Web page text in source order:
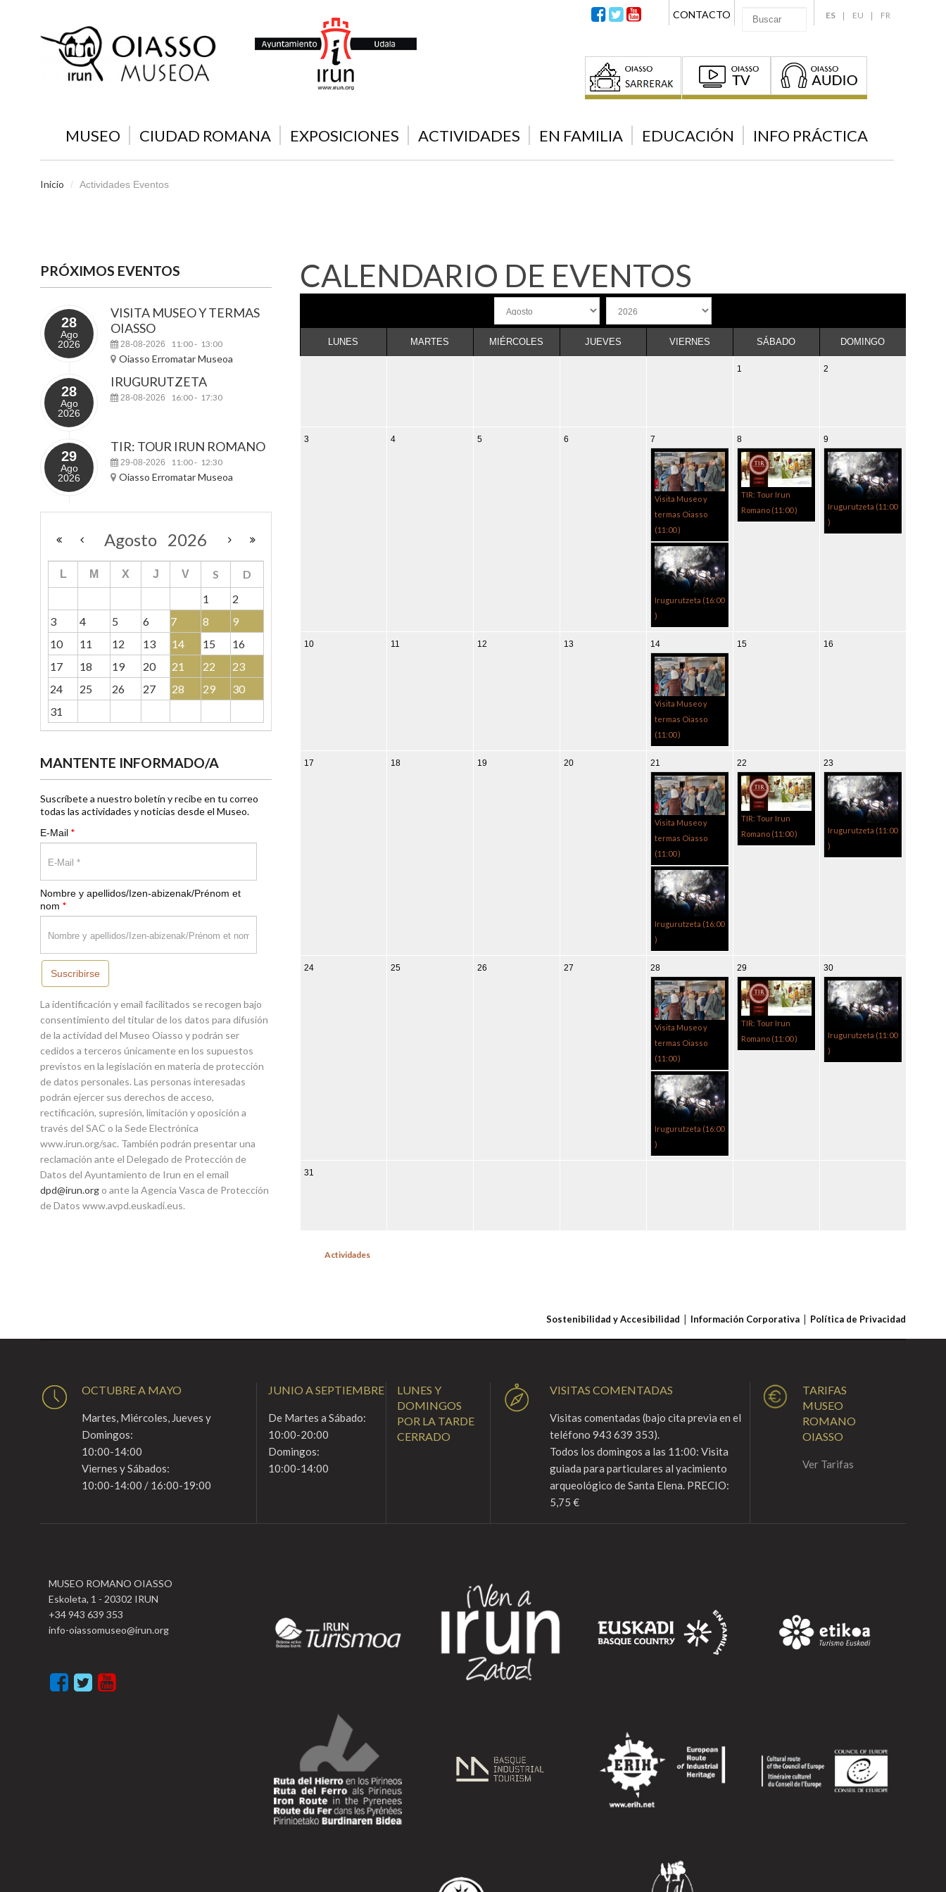
ES EU FR
CONTACTO
MUSEO CIUDAD ROMANA EXPOSICIONES ACTIVIDADES EN FAMILIA EDUCACIÓN INFO PRÁCTICA
Inicio / Actividades Eventos
CALENDARIO DE EVENTOS
LUNES MARTES MIÉRCOLES JUEVES VIERNES SÁBADO DOMINGO
1 2
3 4 5 6 7
Visita Museo y
termas Oiasso
(11:00)
Irugurutzeta (16:00
)
8
TIR: Tour Irun
Romano (11:00)
9
Irugurutzeta (11:00
)
10 11 12 13 14
Visita Museo y
termas Oiasso
(11:00)
15 16
17 18 19 20 21
Visita Museo y
termas Oiasso
(11:00)
Irugurutzeta (16:00
)
22
TIR: Tour Irun
Romano (11:00)
23
Irugurutzeta (11:00
)
24 25 26 27 28
Visita Museo y
termas Oiasso
(11:00)
Irugurutzeta (16:00
)
29
TIR: Tour Irun
Romano (11:00)
30
Irugurutzeta (11:00
)
31
Actividades
PRÓXIMOS EVENTOS
28
Ago
2026
VISITA MUSEO Y TERMAS
OIASSO
28-08-2026 11:00- 13:00
Oiasso Erromatar Museoa
28
Ago
2026
IRUGURUTZETA
28-08-2026 16:00- 17:30
29
Ago
2026
TIR: TOUR IRUN ROMANO
29-08-2026 11:00- 12:30
Oiasso Erromatar Museoa
Agosto 2026
L M X J V S
D
1
2
3
4 5 6 7 8
9
10
11 12 13 14 15
16
17
18 19 20 21 22
23
24
25 26 27 28 29
30
31
MANTENTE INFORMADO/A
Suscríbete a nuestro boletín y recibe en tu correo
todas las actividades y noticias desde el Museo.
E-Mail *
Nombre y apellidos/Izen-abizenak/Prénom et
nom *
Suscribirse
La identificación y email facilitados se recogen bajo
consentimiento del titular de los datos para difusión
de la actividad del Museo Oiasso y podrán ser
cedidos a terceros únicamente en los supuestos
previstos en la legislación en materia de protección
de datos personales. Las personas interesadas
podrán ejercer sus derechos de acceso,
rectificación, supresión, limitación y oposición a
través del SAC o la Sede Electrónica
www.irun.org/sac. También podrán presentar una
reclamación ante el Delegado de Protección de
Datos del Ayuntamiento de Irun en el email
dpd@irun.org o ante la Agencia Vasca de Protección
de Datos www.avpd.euskadi.eus.
Sostenibilidad y Accesibilidad Información Corporativa Política de Privacidad
OCTUBRE A MAYO
Martes, Miércoles, Jueves y
Domingos:
10:00-14:00
Viernes y Sábados:
10:00-14:00 / 16:00-19:00
JUNIO A SEPTIEMBRE
De Martes a Sábado:
10:00-20:00
Domingos:
10:00-14:00
LUNES Y
DOMINGOS
POR LA TARDE
CERRADO
VISITAS COMENTADAS
Visitas comentadas (bajo cita previa en el
teléfono 943 639 353).
Todos los domingos a las 11:00: Visita
guiada para particulares al yacimiento
arqueológico de Santa Elena. PRECIO:
5,75 €
TARIFAS
MUSEO
ROMANO
OIASSO
Ver Tarifas
MUSEO ROMANO OIASSO
Eskoleta, 1 - 20302 IRUN
+34 943 639 353
info-oiassomuseo@irun.org